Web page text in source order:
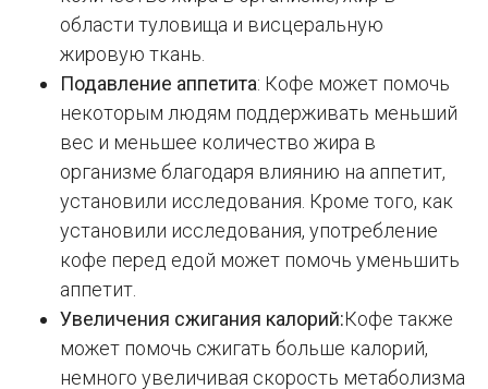
области туловища и висцеральную
жировую ткань.
Подавление аппетита: Кофе может помочь
некоторым людям поддерживать меньший
вес и меньшее количество жира в
организме благодаря влиянию на аппетит,
установили исследования. Кроме того, как
установили исследования, употребление
кофе перед едой может помочь уменьшить
аппетит.
Увеличения сжигания калорий:Кофе также
может помочь сжигать больше калорий,
немного увеличивая скорость метаболизма